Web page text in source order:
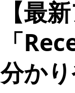
【最
「
分か